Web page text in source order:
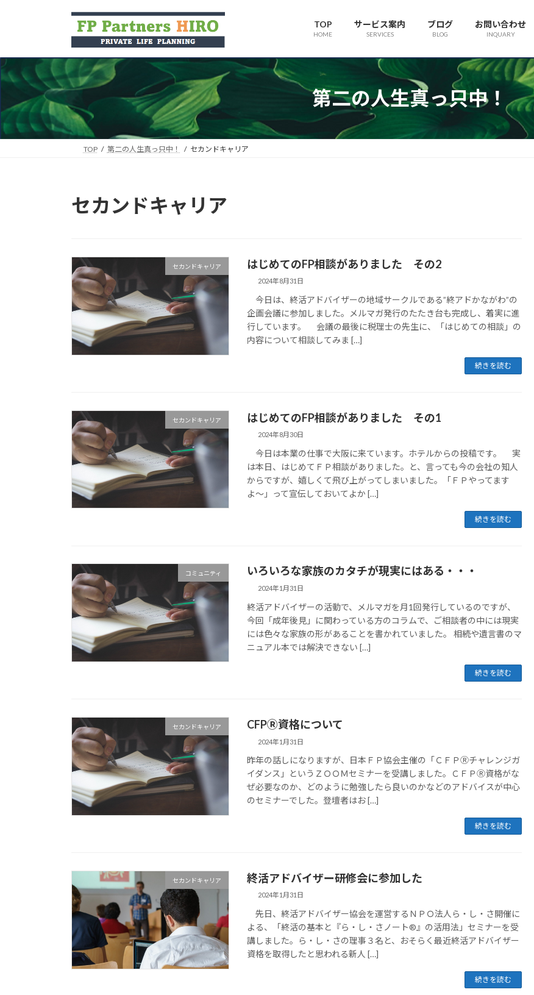
ツ
へ
キ
ッ
プ
シ
ョ
に
移
動
TOP
HOME
サービス案内
SERVICES
ブログ
BLOG
お問い合わせ
INQUARY
第二の人生真っ只中！
TOP 第二の人生真っ只中！ セカンドキャリア
セカンドキャリア
セカンドキャリア はじめてのFP相談がありました その2
2024年8月31日
今日は、終活アドバイザーの地域サークルである”終アドかながわ”の
企画会議に参加しました。メルマガ発行のたたき台も完成し、着実に進
行しています。 会議の最後に税理士の先生に、「はじめての相談」の
内容について相談してみま […]
続きを読む
セカンドキャリア はじめてのFP相談がありました その1
2024年8月30日
今日は本業の仕事で大阪に来ています。ホテルからの投稿です。 実
は本日、はじめてＦＰ相談がありました。と、言っても今の会社の知人
からですが、嬉しくて飛び上がってしまいました。「ＦＰやってます
よ〜」って宣伝しておいてよか […]
続きを読む
コミュニティ いろいろな家族のカタチが現実にはある・・・
2024年1月31日
終活アドバイザーの活動で、メルマガを月1回発行しているのですが、
今回「成年後見」に関わっている方のコラムで、ご相談者の中には現実
には色々な家族の形があることを書かれていました。 相続や遺言書のマ
ニュアル本では解決できない […]
続きを読む
セカンドキャリア CFPⓇ資格について
2024年1月31日
昨年の話しになりますが、日本ＦＰ協会主催の「ＣＦＰⓇチャレンジガ
イダンス」というＺＯＯＭセミナーを受講しました。ＣＦＰⓇ資格がな
ぜ必要なのか、どのように勉強したら良いのかなどのアドバイスが中心
のセミナーでした。登壇者はお […]
続きを読む
セカンドキャリア 終活アドバイザー研修会に参加した
2024年1月31日
先日、終活アドバイザー協会を運営するＮＰＯ法人ら・し・さ開催に
よる、「終活の基本と『ら・し・さノート®』の活用法」セミナーを受
講しました。ら・し・さの理事３名と、おそらく最近終活アドバイザー
資格を取得したと思われる新人 […]
続きを読む